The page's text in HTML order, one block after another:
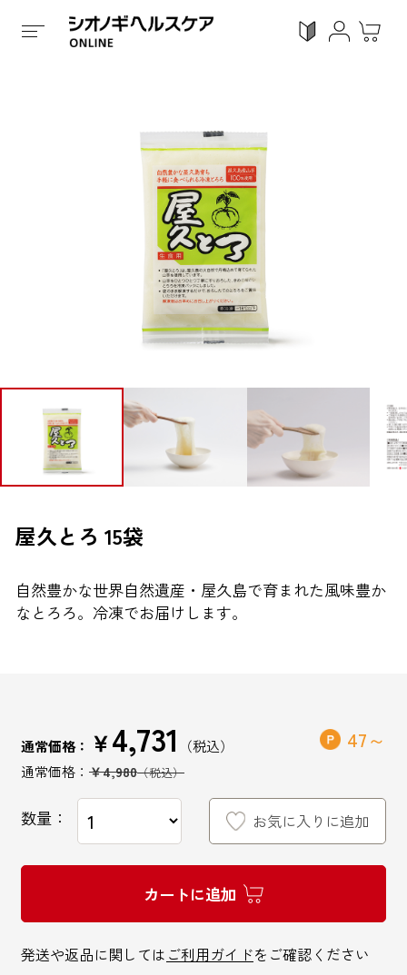
ログイン
会員登録
Proシリーズ スキンケア
カテゴリーで探す
症状から探す
ブランドから探す
お問い合わせ
シオノギヘルスケアONLINEについて
外部サービスアカウント連携利用規約
医薬品の販売に関する表示
特定商取引法に基づく表記
インターネットでのお問い合わせ
ホーム / 全ての商品 / 食品 / 屋久とろ 15袋
屋久とろ 15袋
自然豊かな世界自然遺産・屋久島で育まれた風味豊か
なとろろ。冷凍でお届けします。
通常価格： ￥4,731
￥4,980
47
数量：
カートに追加
お気に入りに追加
発送や返品に関しては ご利用ガイドをご確認ください